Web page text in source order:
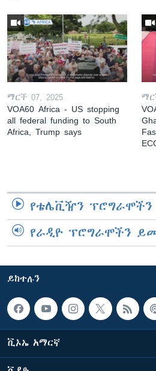
ማርች 07, 2025
VOA60 Africa - US stopping
all federal funding to South
Africa, Trump says
የቴሌቪዥን ፕሮግራሞችን
የራዲዮ ፕሮግራሞችን
ይከተሉን
ቪኦኤ አማርኛ